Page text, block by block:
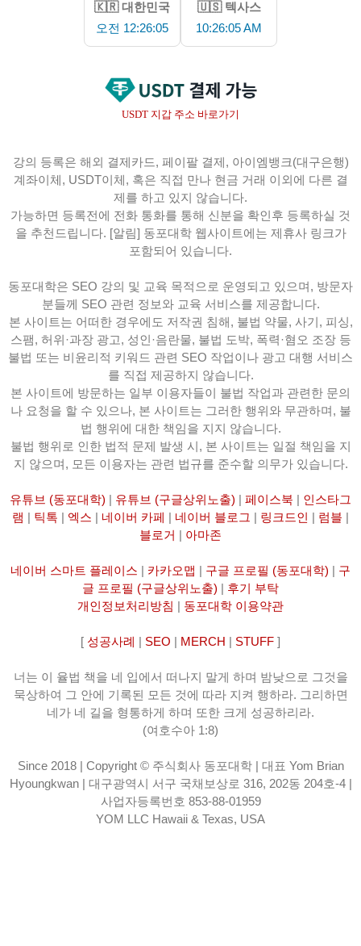
🇰🇷 대한민국
오전 12:26:07
🇺🇸 텍사스
10:26:07 AM
USDT 지갑 주소 바로가기
강의 등록은 해외 결제카드, 페이팔 결제, 아이엠뱅크(대구은행)
계좌이체, USDT이체, 혹은 직접 만나 현금 거래 이외에 다른 결
제를 하고 있지 않습니다.
가능하면 등록전에 전화 통화를 통해 신분을 확인후 등록하실 것
을 추천드립니다. [알림] 동포대학 웹사이트에는 제휴사 링크가
포함되어 있습니다.
동포대학은 SEO 강의 및 교육 목적으로 운영되고 있으며, 방문자
분들께 SEO 관련 정보와 교육 서비스를 제공합니다.
본 사이트는 어떠한 경우에도 저작권 침해, 불법 약물, 사기, 피싱,
스팸, 허위·과장 광고, 성인·음란물, 불법 도박, 폭력·혐오 조장 등
불법 또는 비윤리적 키워드 관련 SEO 작업이나 광고 대행 서비스
를 직접 제공하지 않습니다.
본 사이트에 방문하는 일부 이용자들이 불법 작업과 관련한 문의
나 요청을 할 수 있으나, 본 사이트는 그러한 행위와 무관하며, 불
법 행위에 대한 책임을 지지 않습니다.
불법 행위로 인한 법적 문제 발생 시, 본 사이트는 일절 책임을 지
지 않으며, 모든 이용자는 관련 법규를 준수할 의무가 있습니다.
유튜브 (동포대학) | 유튜브 (구글상위노출) | 페이스북 | 인스타그
램 | 틱톡 | 엑스 | 네이버 카페 | 네이버 블로그 | 링크드인 | 럼블 |
블로거 | 아마존
네이버 스마트 플레이스 | 카카오맵 | 구글 프로필 (동포대학) | 구
글 프로필 (구글상위노출) | 후기 부탁
개인정보처리방침 | 동포대학 이용약관
[ 성공사례 | SEO | MERCH | STUFF ]
너는 이 율법 책을 네 입에서 떠나지 말게 하며 밤낮으로 그것을
묵상하여 그 안에 기록된 모든 것에 따라 지켜 행하라. 그리하면
네가 네 길을 형통하게 하며 또한 크게 성공하리라.
(여호수아 1:8)
Since 2018 | Copyright © 주식회사 동포대학 | 대표 Yom Brian
Hyoungkwan | 대구광역시 서구 국채보상로 316, 202동 204호-4 |
사업자등록번호 853-88-01959
YOM LLC Hawaii & Texas, USA